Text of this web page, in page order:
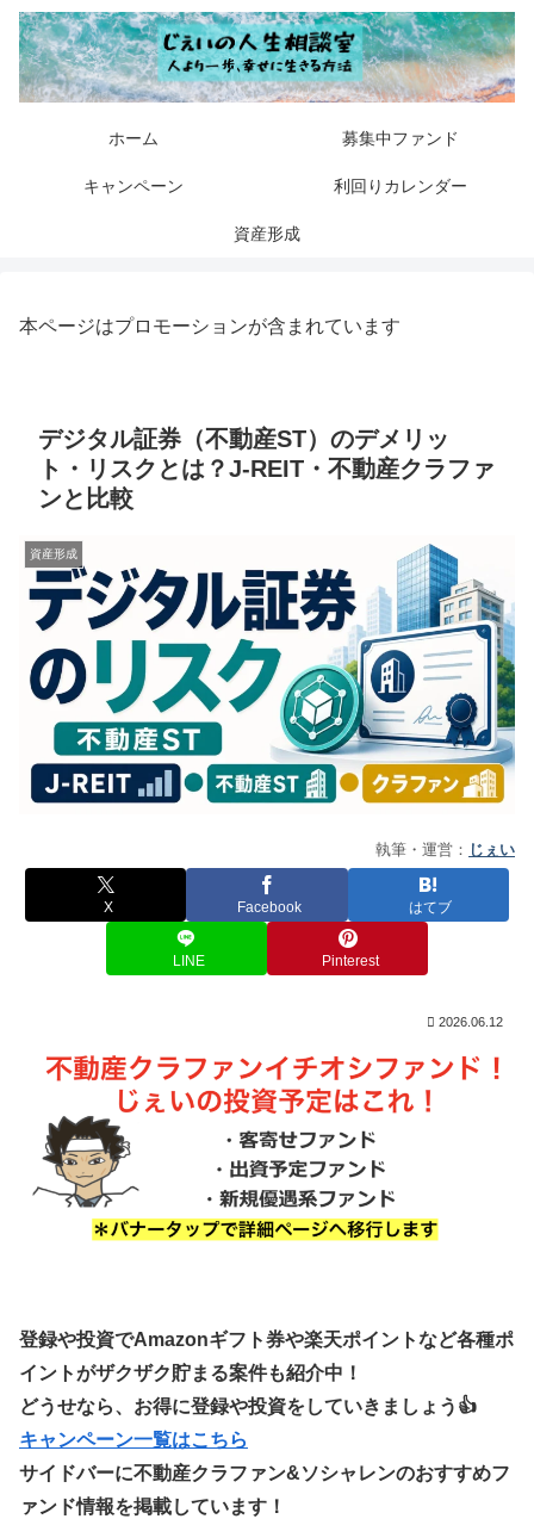
ホーム 募集中ファンド
キャンペーン 利回りカレンダー
資産形成
本ページはプロモーションが含まれています
デジタル証券（不動産ST）のデメリッ
ト・リスクとは？J-REIT・不動産クラファ
ンと比較
資産形成
執筆・運営： じぇい
X Facebook はてブ
LINE Pinterest
2026.06.12
登録や投資でAmazonギフト券や楽天ポイントなど各種ポ
イントがザクザク貯まる案件も紹介中！
どうせなら、お得に登録や投資をしていきましょう👍
キャンペーン一覧はこちら
サイドバーに不動産クラファン&ソシャレンのおすすめフ
ァンド情報を掲載しています！